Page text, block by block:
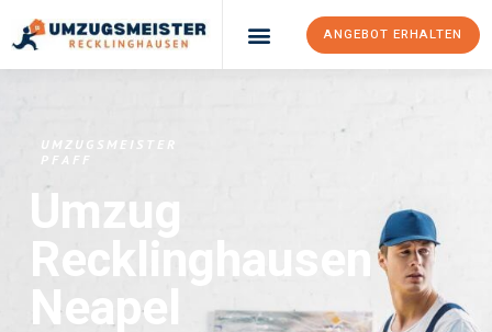
ANGEBOT ERHALTEN
UMZUGSMEISTER
PFAFF
Umzug
Recklinghausen
Neapel